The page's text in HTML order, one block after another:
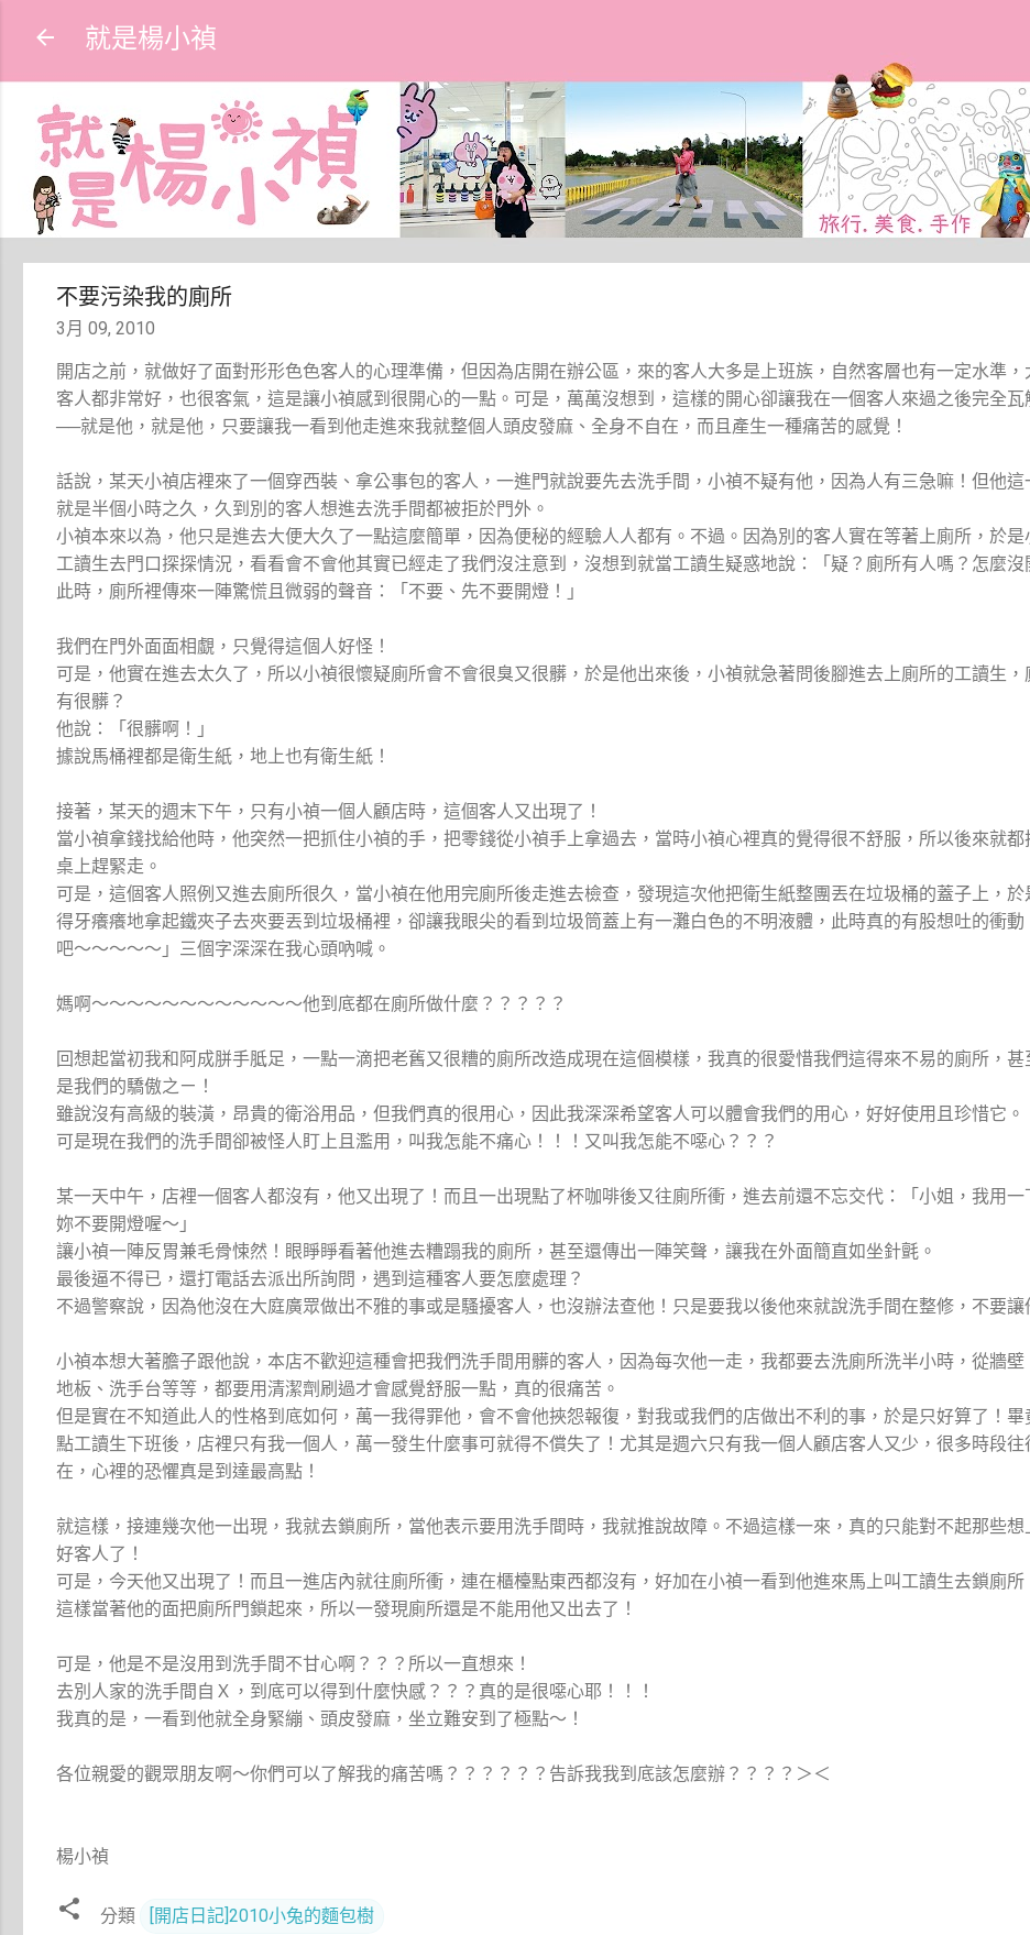
就是楊小禎
不要污染我的廁所
3月 09, 2010
開店之前，就做好了面對形形色色客人的心理準備，但因為店開在辦公區，來的客人大多是上班族，自然客層也有一定水準，
客人都非常好，也很客氣，這是讓小禎感到很開心的一點。可是，萬萬沒想到，這樣的開心卻讓我在一個客人來過之後完全瓦
──就是他，就是他，只要讓我一看到他走進來我就整個人頭皮發麻、全身不自在，而且產生一種痛苦的感覺！
話說，某天小禎店裡來了一個穿西裝、拿公事包的客人，一進門就說要先去洗手間，小禎不疑有他，因為人有三急嘛！但他這
就是半個小時之久，久到別的客人想進去洗手間都被拒於門外。
小禎本來以為，他只是進去大便大久了一點這麼簡單，因為便秘的經驗人人都有。不過。因為別的客人實在等著上廁所，於是
工讀生去門口探探情況，看看會不會他其實已經走了我們沒注意到，沒想到就當工讀生疑惑地說：「疑？廁所有人嗎？怎麼沒
此時，廁所裡傳來一陣驚慌且微弱的聲音：「不要、先不要開燈！」
我們在門外面面相覷，只覺得這個人好怪！
可是，他實在進去太久了，所以小禎很懷疑廁所會不會很臭又很髒，於是他出來後，小禎就急著問後腳進去上廁所的工讀生，
有很髒？
他說：「很髒啊！」
據說馬桶裡都是衛生紙，地上也有衛生紙！
接著，某天的週末下午，只有小禎一個人顧店時，這個客人又出現了！
當小禎拿錢找給他時，他突然一把抓住小禎的手，把零錢從小禎手上拿過去，當時小禎心裡真的覺得很不舒服，所以後來就都
桌上趕緊走。
可是，這個客人照例又進去廁所很久，當小禎在他用完廁所後走進去檢查，發現這次他把衛生紙整團丟在垃圾桶的蓋子上，於
得牙癢癢地拿起鐵夾子去夾要丟到垃圾桶裡，卻讓我眼尖的看到垃圾筒蓋上有一灘白色的不明液體，此時真的有股想吐的衝動
吧～～～～～」三個字深深在我心頭吶喊。
媽啊～～～～～～～～～～～～他到底都在廁所做什麼？？？？？
回想起當初我和阿成胼手胝足，一點一滴把老舊又很糟的廁所改造成現在這個模樣，我真的很愛惜我們這得來不易的廁所，甚
是我們的驕傲之ㄧ！
雖說沒有高級的裝潢，昂貴的衛浴用品，但我們真的很用心，因此我深深希望客人可以體會我們的用心，好好使用且珍惜它。
可是現在我們的洗手間卻被怪人盯上且濫用，叫我怎能不痛心！！！又叫我怎能不噁心？？？
某一天中午，店裡一個客人都沒有，他又出現了！而且一出現點了杯咖啡後又往廁所衝，進去前還不忘交代：「小姐，我用一
妳不要開燈喔～」
讓小禎一陣反胃兼毛骨悚然！眼睜睜看著他進去糟蹋我的廁所，甚至還傳出一陣笑聲，讓我在外面簡直如坐針氈。
最後逼不得已，還打電話去派出所詢問，遇到這種客人要怎麼處理？
不過警察說，因為他沒在大庭廣眾做出不雅的事或是騷擾客人，也沒辦法查他！只是要我以後他來就說洗手間在整修，不要讓
小禎本想大著膽子跟他說，本店不歡迎這種會把我們洗手間用髒的客人，因為每次他一走，我都要去洗廁所洗半小時，從牆壁
地板、洗手台等等，都要用清潔劑刷過才會感覺舒服一點，真的很痛苦。
但是實在不知道此人的性格到底如何，萬一我得罪他，會不會他挾怨報復，對我或我們的店做出不利的事，於是只好算了！畢
點工讀生下班後，店裡只有我一個人，萬一發生什麼事可就得不償失了！尤其是週六只有我一個人顧店客人又少，很多時段往
在，心裡的恐懼真是到達最高點！
就這樣，接連幾次他一出現，我就去鎖廁所，當他表示要用洗手間時，我就推說故障。不過這樣一來，真的只能對不起那些想
好客人了！
可是，今天他又出現了！而且一進店內就往廁所衝，連在櫃檯點東西都沒有，好加在小禎一看到他進來馬上叫工讀生去鎖廁所
這樣當著他的面把廁所門鎖起來，所以一發現廁所還是不能用他又出去了！
可是，他是不是沒用到洗手間不甘心啊？？？所以一直想來！
去別人家的洗手間自Ｘ，到底可以得到什麼快感？？？真的是很噁心耶！！！
我真的是，一看到他就全身緊繃、頭皮發麻，坐立難安到了極點～！
各位親愛的觀眾朋友啊～你們可以了解我的痛苦嗎？？？？？？告訴我我到底該怎麼辦？？？？＞＜
楊小禎
分類 [開店日記]2010小兔的麵包樹